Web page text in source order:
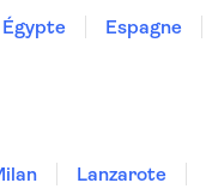
Égypte Espagne
Lanzarote